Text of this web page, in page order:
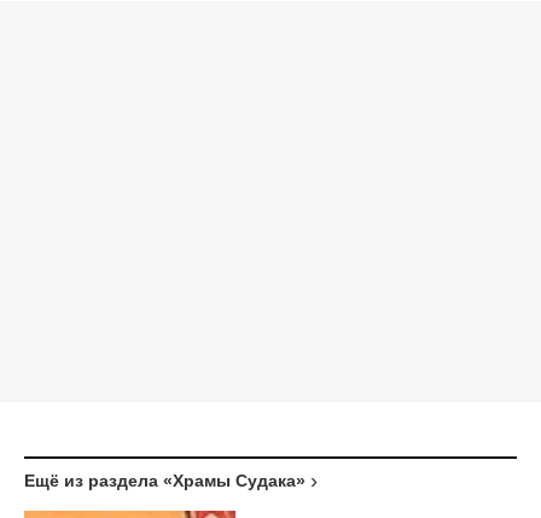
Ещё из раздела «Храмы Судака»